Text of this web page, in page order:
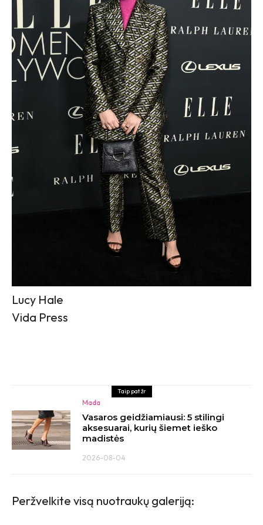
Lucy Hale
Vida Press
Taip pat žr
Mada
Vasaros geidžiamiausi: 5 stilingi
aksesuarai, kurių šiemet ieško
madistės
2026-08-04
Peržvelkite visą nuotraukų galeriją: